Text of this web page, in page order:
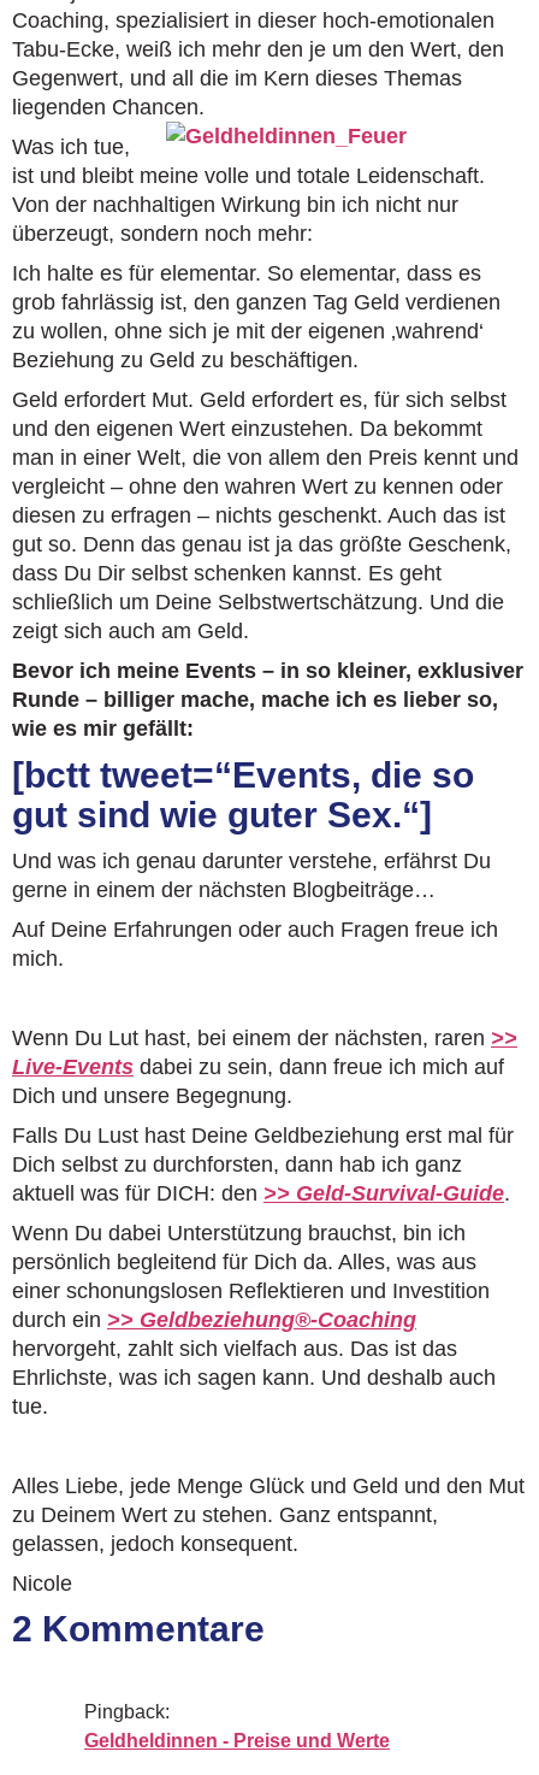
Coaching, spezialisiert in dieser hoch-emotionalen
Tabu-Ecke, weiß ich mehr den je um den Wert, den
Gegenwert, und all die im Kern dieses Themas
liegenden Chancen.
Was ich tue,
ist und bleibt meine volle und totale Leidenschaft.
Von der nachhaltigen Wirkung bin ich nicht nur
überzeugt, sondern noch mehr:
Ich halte es für elementar. So elementar, dass es
grob fahrlässig ist, den ganzen Tag Geld verdienen
zu wollen, ohne sich je mit der eigenen ‚wahrend‘
Beziehung zu Geld zu beschäftigen.
Geld erfordert Mut. Geld erfordert es, für sich selbst
und den eigenen Wert einzustehen. Da bekommt
man in einer Welt, die von allem den Preis kennt und
vergleicht – ohne den wahren Wert zu kennen oder
diesen zu erfragen – nichts geschenkt. Auch das ist
gut so. Denn das genau ist ja das größte Geschenk,
dass Du Dir selbst schenken kannst. Es geht
schließlich um Deine Selbstwertschätzung. Und die
zeigt sich auch am Geld.
Bevor ich meine Events – in so kleiner, exklusiver
Runde – billiger mache, mache ich es lieber so,
wie es mir gefällt:
[bctt tweet=“Events, die so
gut sind wie guter Sex.“]
Und was ich genau darunter verstehe, erfährst Du
gerne in einem der nächsten Blogbeiträge…
Auf Deine Erfahrungen oder auch Fragen freue ich
mich.
Wenn Du Lut hast, bei einem der nächsten, raren >>
Live-Events dabei zu sein, dann freue ich mich auf
Dich und unsere Begegnung.
Falls Du Lust hast Deine Geldbeziehung erst mal für
Dich selbst zu durchforsten, dann hab ich ganz
aktuell was für DICH: den >> Geld-Survival-Guide.
Wenn Du dabei Unterstützung brauchst, bin ich
persönlich begleitend für Dich da. Alles, was aus
einer schonungslosen Reflektieren und Investition
durch ein >> Geldbeziehung®-Coaching
hervorgeht, zahlt sich vielfach aus. Das ist das
Ehrlichste, was ich sagen kann. Und deshalb auch
tue.
Alles Liebe, jede Menge Glück und Geld und den Mut
zu Deinem Wert zu stehen. Ganz entspannt,
gelassen, jedoch konsequent.
Nicole
2 Kommentare
Pingback:
Geldheldinnen - Preise und Werte